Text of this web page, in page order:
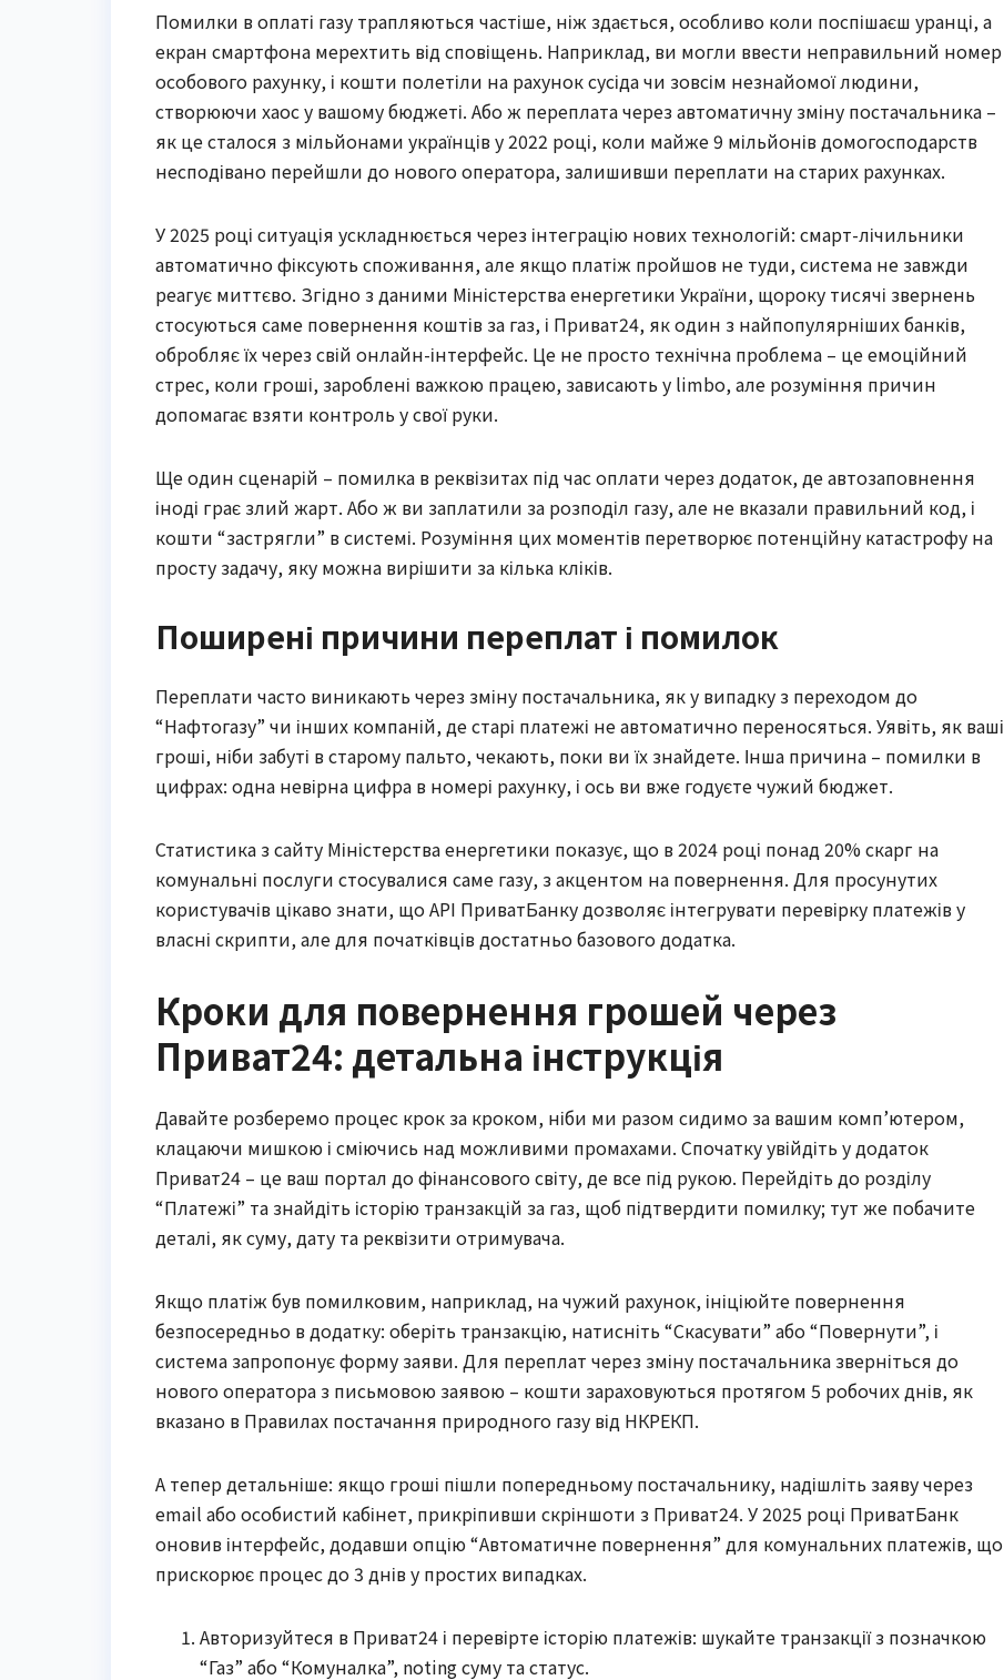
Помилки в оплаті газу трапляються частіше, ніж здається, особливо коли поспішаєш уранці, а
екран смартфона мерехтить від сповіщень. Наприклад, ви могли ввести неправильний номер
особового рахунку, і кошти полетіли на рахунок сусіда чи зовсім незнайомої людини,
створюючи хаос у вашому бюджеті. Або ж переплата через автоматичну зміну постачальника –
як це сталося з мільйонами українців у 2022 році, коли майже 9 мільйонів домогосподарств
несподівано перейшли до нового оператора, залишивши переплати на старих рахунках.
У 2025 році ситуація ускладнюється через інтеграцію нових технологій: смарт-лічильники
автоматично фіксують споживання, але якщо платіж пройшов не туди, система не завжди
реагує миттєво. Згідно з даними Міністерства енергетики України, щороку тисячі звернень
стосуються саме повернення коштів за газ, і Приват24, як один з найпопулярніших банків,
обробляє їх через свій онлайн-інтерфейс. Це не просто технічна проблема – це емоційний
стрес, коли гроші, зароблені важкою працею, зависають у limbo, але розуміння причин
допомагає взяти контроль у свої руки.
Ще один сценарій – помилка в реквізитах під час оплати через додаток, де автозаповнення
іноді грає злий жарт. Або ж ви заплатили за розподіл газу, але не вказали правильний код, і
кошти “застрягли” в системі. Розуміння цих моментів перетворює потенційну катастрофу на
просту задачу, яку можна вирішити за кілька кліків.
Поширені причини переплат і помилок
Переплати часто виникають через зміну постачальника, як у випадку з переходом до
“Нафтогазу” чи інших компаній, де старі платежі не автоматично переносяться. Уявіть, як ваші
гроші, ніби забуті в старому пальто, чекають, поки ви їх знайдете. Інша причина – помилки в
цифрах: одна невірна цифра в номері рахунку, і ось ви вже годуєте чужий бюджет.
Статистика з сайту Міністерства енергетики показує, що в 2024 році понад 20% скарг на
комунальні послуги стосувалися саме газу, з акцентом на повернення. Для просунутих
користувачів цікаво знати, що API ПриватБанку дозволяє інтегрувати перевірку платежів у
власні скрипти, але для початківців достатньо базового додатка.
Кроки для повернення грошей через
Приват24: детальна інструкція
Давайте розберемо процес крок за кроком, ніби ми разом сидимо за вашим комп’ютером,
клацаючи мишкою і сміючись над можливими промахами. Спочатку увійдіть у додаток
Приват24 – це ваш портал до фінансового світу, де все під рукою. Перейдіть до розділу
“Платежі” та знайдіть історію транзакцій за газ, щоб підтвердити помилку; тут же побачите
деталі, як суму, дату та реквізити отримувача.
Якщо платіж був помилковим, наприклад, на чужий рахунок, ініціюйте повернення
безпосередньо в додатку: оберіть транзакцію, натисніть “Скасувати” або “Повернути”, і
система запропонує форму заяви. Для переплат через зміну постачальника зверніться до
нового оператора з письмовою заявою – кошти зараховуються протягом 5 робочих днів, як
вказано в Правилах постачання природного газу від НКРЕКП.
А тепер детальніше: якщо гроші пішли попередньому постачальнику, надішліть заяву через
email або особистий кабінет, прикріпивши скріншоти з Приват24. У 2025 році ПриватБанк
оновив інтерфейс, додавши опцію “Автоматичне повернення” для комунальних платежів, що
прискорює процес до 3 днів у простих випадках.
Авторизуйтеся в Приват24 і перевірте історію платежів: шукайте транзакції з позначкою
“Газ” або “Комуналка”, noting суму та статус.